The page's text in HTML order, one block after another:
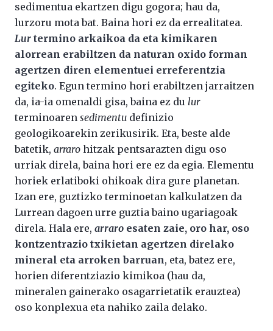
sedimentua ekartzen digu gogora; hau da,
lurzoru mota bat. Baina hori ez da errealitatea.
Lur termino arkaikoa da eta kimikaren
alorrean erabiltzen da naturan oxido forman
agertzen diren elementuei erreferentzia
egiteko. Egun termino hori erabiltzen jarraitzen
da, ia-ia omenaldi gisa, baina ez du lur
terminoaren sedimentu definizio
geologikoarekin zerikusirik. Eta, beste alde
batetik, arraro hitzak pentsarazten digu oso
urriak direla, baina hori ere ez da egia. Elementu
horiek erlatiboki ohikoak dira gure planetan.
Izan ere, guztizko terminoetan kalkulatzen da
Lurrean dagoen urre guztia baino ugariagoak
direla. Hala ere, arraro esaten zaie, oro har, oso
kontzentrazio txikietan agertzen direlako
mineral eta arroken barruan, eta, batez ere,
horien diferentziazio kimikoa (hau da,
mineralen gainerako osagarrietatik erauztea)
oso konplexua eta nahiko zaila delako.